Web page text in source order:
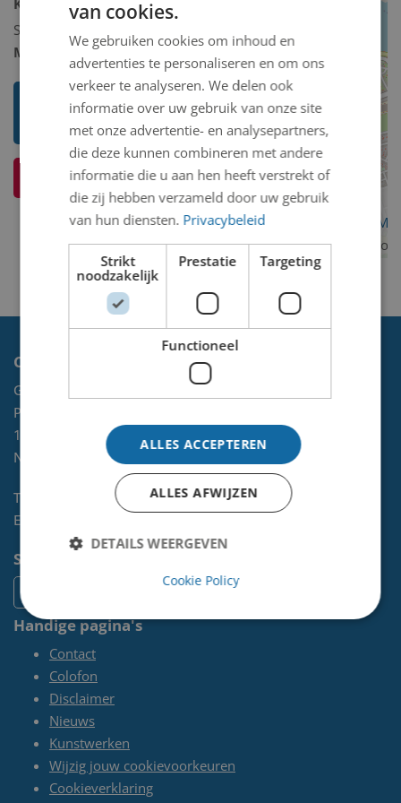
Kunstcollectie omschrijving:
Schilderij/tekening/grafiek/foto/streetart
Model 2D/3D:
Toon mij meer werken van Olof
Simon Johannes (Olof) Baltus
Ik weet meer over dit kunstwerk
Contact
Gemeente Velsen
Postbus 465
1970 AL
IJMUIDEN
NL
Telefoon:
0255-567 200
E-mail:
Socials
Handige pagina's
Contact
Colofon
Disclaimer
Nieuws
Kunstwerken
Wijzig jouw cookievoorkeuren
Cookieverklaring
van cookies.
We gebruiken cookies om inhoud en
advertenties te personaliseren en om ons
verkeer te analyseren. We delen ook
informatie over uw gebruik van onze site
met onze advertentie- en analysepartners,
die deze kunnen combineren met andere
informatie die u aan hen heeft verstrekt of
die zij hebben verzameld door uw gebruik
van hun diensten. Privacybeleid
Strikt
noodzakelijk
Prestatie Targeting
Functioneel
ALLES ACCEPTEREN
ALLES AFWIJZEN
DETAILS WEERGEVEN
Cookie Policy